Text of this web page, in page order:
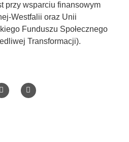
przy wsparciu finansowym
Westfalii oraz Unii
Funduszu Społecznego
Transformacji).